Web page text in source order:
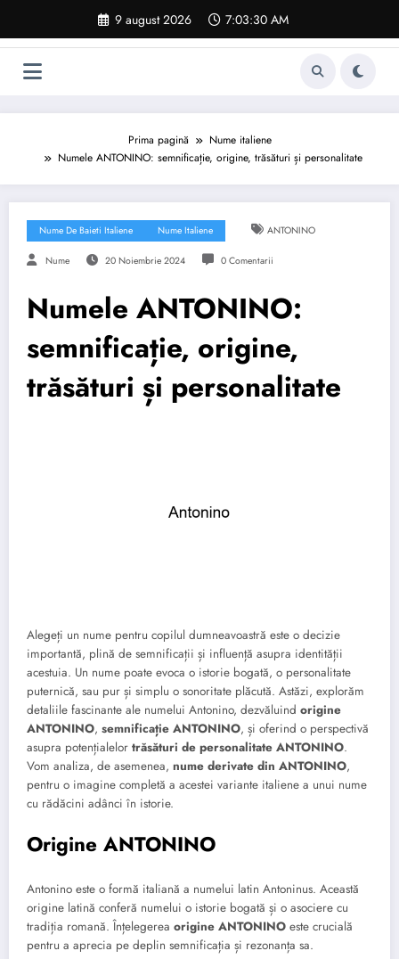
conținut
9 august 2026 7:03:31 AM
Prima pagină
Nume italiene
Numele ANTONINO: semnificație, origine, trăsături și personalitate
Nume De Baieti Italiene Nume Italiene ANTONINO
Nume 20 Noiembrie 2024 0 Comentarii
Numele ANTONINO:
semnificație, origine,
trăsături și personalitate
Alegeți un nume pentru copilul dumneavoastră este o decizie
importantă, plină de semnificații și influență asupra identității
acestuia. Un nume poate evoca o istorie bogată, o personalitate
puternică, sau pur și simplu o sonoritate plăcută. Astăzi, explorăm
detaliile fascinante ale numelui Antonino, dezvăluind origine
ANTONINO, semnificație ANTONINO, și oferind o perspectivă
asupra potențialelor trăsături de personalitate ANTONINO.
Vom analiza, de asemenea, nume derivate din ANTONINO,
pentru o imagine completă a acestei variante italiene a unui nume
cu rădăcini adânci în istorie.
Origine ANTONINO
Antonino este o formă italiană a numelui latin Antoninus. Această
origine latină conferă numelui o istorie bogată și o asociere cu
tradiția romană. Înțelegerea origine ANTONINO este crucială
pentru a aprecia pe deplin semnificația și rezonanța sa.